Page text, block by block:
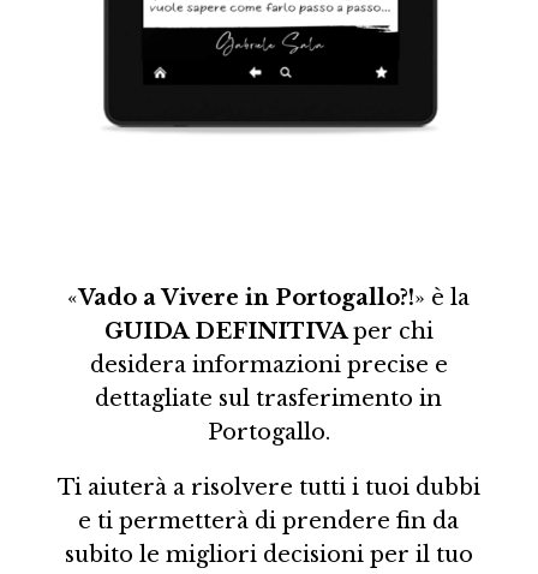
«Vado a Vivere in Portogallo?!» è la
GUIDA DEFINITIVAper chi
desidera informazioni precise e
dettagliate sul trasferimento in
Portogallo.
Ti aiuterà a risolvere tutti i tuoi dubbi
e ti permetterà di prendere fin da
subito le migliori decisioni per il tuo